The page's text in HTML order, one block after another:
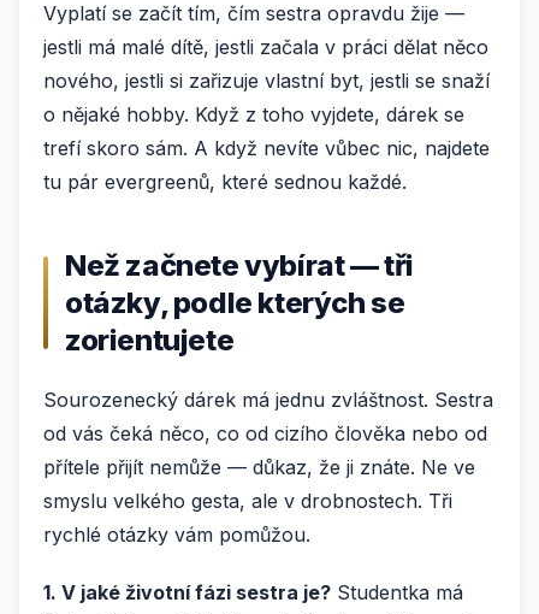
Vyplatí se začít tím, čím sestra opravdu žije —
jestli má malé dítě, jestli začala v práci dělat něco
nového, jestli si zařizuje vlastní byt, jestli se snaží
o nějaké hobby. Když z toho vyjdete, dárek se
trefí skoro sám. A když nevíte vůbec nic, najdete
tu pár evergreenů, které sednou každé.
Než začnete vybírat — tři
otázky, podle kterých se
zorientujete
Sourozenecký dárek má jednu zvláštnost. Sestra
od vás čeká něco, co od cizího člověka nebo od
přítele přijít nemůže — důkaz, že ji znáte. Ne ve
smyslu velkého gesta, ale v drobnostech. Tři
rychlé otázky vám pomůžou.
1. V jaké životní fázi sestra je? Studentka má